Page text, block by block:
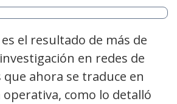
el resultado de más de
en redes de
ahora se traduce en
como lo detalló